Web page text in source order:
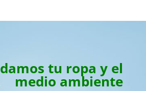
tu ropa y el
medio ambiente